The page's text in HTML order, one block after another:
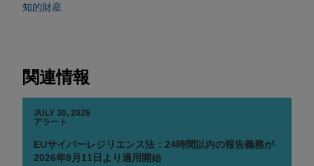
知的財産
関連情報
JULY 30, 2026
アラート
EUサイバーレジリエンス法：24時間以内の報告義務が
2026年9月11日より適用開始